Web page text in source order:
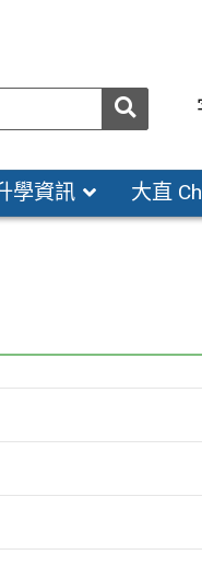
送出
學資訊 大直